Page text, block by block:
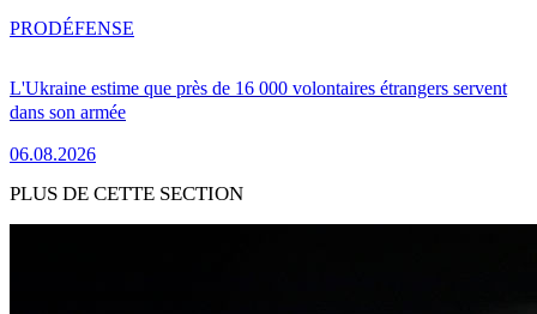
L'Ukraine estime que près de 16 000 volontaires étrangers servent
dans son armée
06.08.2026
PRODÉFENSE
PLUS DE CETTE SECTION